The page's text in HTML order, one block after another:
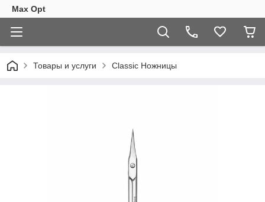
Max Opt
Товары и услуги Classic Ножницы